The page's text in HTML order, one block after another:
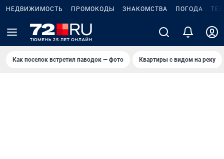
НЕДВИЖИМОСТЬ ПРОМОКОДЫ ЗНАКОМСТВА ПОГОДА
Как поселок встретил паводок — фото Квартиры с видом на реку